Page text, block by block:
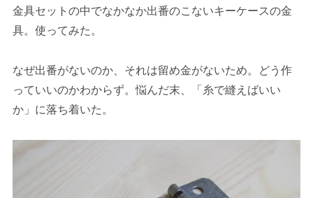
金具セットの中でなかなか出番のこないキーケースの金
具。使ってみた。
なぜ出番がないのか、それは留め金がないため。どう作
っていいのかわからず。悩んだ末、「糸で縫えばいい
か」に落ち着いた。